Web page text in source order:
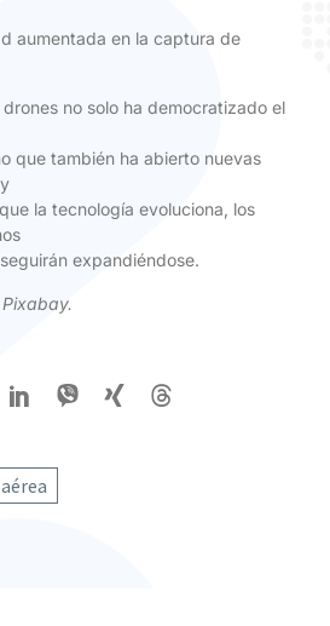
aumentada en la captura de
no solo ha democratizado el
que también ha abierto nuevas
la tecnología evoluciona, los
expandiéndose.
Pixabay.